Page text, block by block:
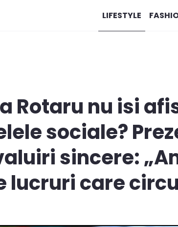
LIFESTYLE
Rotaru nu isi
sociale?
sincere:
lucruri care